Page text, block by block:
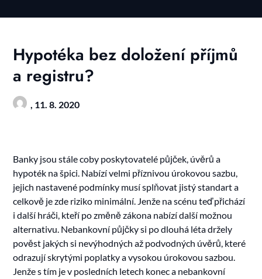
to
Hypotéka bez doložení příjmů
a registru?
, 11. 8. 2020
Banky jsou stále coby poskytovatelé půjček, úvěrů a
hypoték na špici. Nabízí velmi příznivou úrokovou sazbu,
jejich nastavené podmínky musí splňovat jistý standart a
celkově je zde riziko minimální. Jenže na scénu teď přichází
i další hráči, kteří po změně zákona nabízí další možnou
alternativu. Nebankovní půjčky si po dlouhá léta držely
pověst jakých si nevýhodných až podvodných úvěrů, které
odrazují skrytými poplatky a vysokou úrokovou sazbou.
Jenže s tím je v posledních letech konec a nebankovní